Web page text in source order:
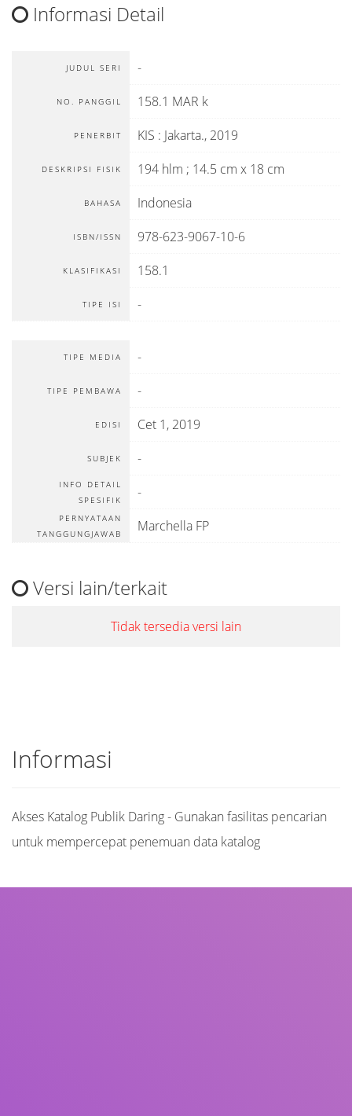
Informasi Detail
JUDUL SERI -
NO. PANGGIL 158.1 MAR k
PENERBIT KIS : Jakarta., 2019
DESKRIPSI FISIK 194 hlm ; 14.5 cm x 18 cm
BAHASA Indonesia
ISBN/ISSN 978-623-9067-10-6
KLASIFIKASI 158.1
TIPE ISI -
TIPE MEDIA -
TIPE PEMBAWA -
EDISI Cet 1, 2019
SUBJEK -
INFO DETAIL
SPESIFIK
-
PERNYATAAN
TANGGUNGJAWAB
Marchella FP
Versi lain/terkait
Tidak tersedia versi lain
Informasi
Akses Katalog Publik Daring - Gunakan fasilitas pencarian
untuk mempercepat penemuan data katalog